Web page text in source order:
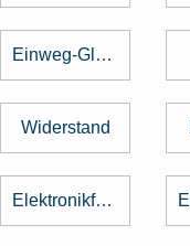
Einweg-Gleichrichter
Widerstand
Elektronikfertigung